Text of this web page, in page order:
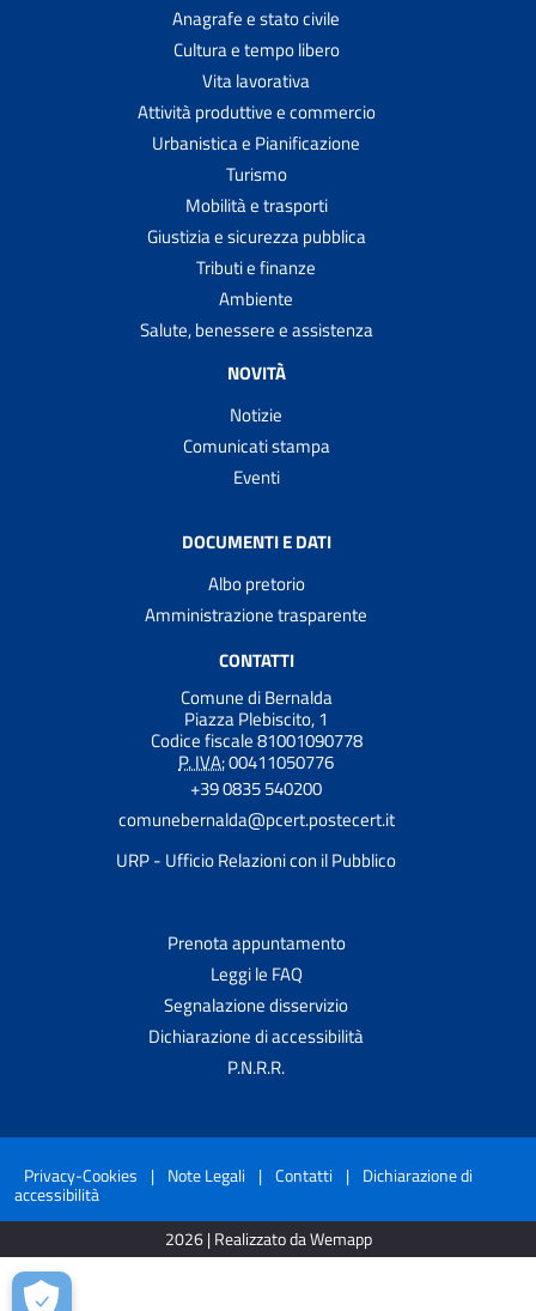
Anagrafe e stato civile
Cultura e tempo libero
Vita lavorativa
Attività produttive e commercio
Urbanistica e Pianificazione
Turismo
Mobilità e trasporti
Giustizia e sicurezza pubblica
Tributi e finanze
Ambiente
Salute, benessere e assistenza
NOVITÀ
Notizie
Comunicati stampa
Eventi
DOCUMENTI E DATI
Albo pretorio
Amministrazione trasparente
CONTATTI
Comune di Bernalda
Piazza Plebiscito, 1
Codice fiscale 81001090778
P. IVA:00411050776
+39 0835 540200
comunebernalda@pcert.postecert.it
URP - Ufficio Relazioni con il Pubblico
Prenota appuntamento
Leggi le FAQ
Segnalazione disservizio
Dichiarazione di accessibilità
P.N.R.R.
Privacy-Cookies | Note Legali | Contatti | Dichiarazione di
accessibilità
2026 | Realizzato da Wemapp